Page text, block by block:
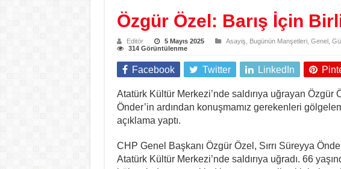
Özgür Özel: Barış İçin
Editör 5 Mayıs 2025 Asayiş Bugünün Manşetleri, Genel,
314 Görüntülenme
Facebook Twitter LinkedIn
Atatürk Kültür Merkezi’nde saldırıya uğrayan Özgür
Önder’in ardından konuşmamız gerekenleri
açıklama yaptı.
CHP Genel Başkanı Özgür Özel, Sırrı Süreyya
Atatürk Kültür Merkezi’nde saldırıya uğradı. 66